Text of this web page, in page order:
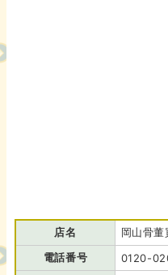
店名
岡山骨
電話番号
0120-